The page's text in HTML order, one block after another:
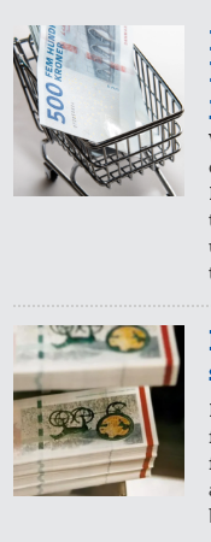
2.589 kr.